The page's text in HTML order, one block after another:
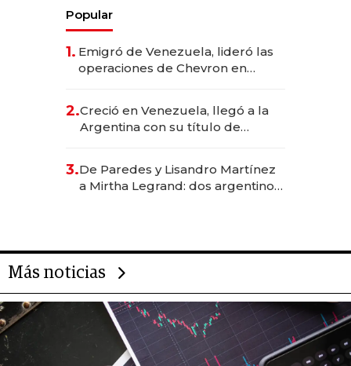
Popular
1. Emigró de Venezuela, lideró las
operaciones de Chevron en
2.Creció en Venezuela, llegó a la
Argentina con su título de
las marcas "fast premium"
3.De Paredes y Lisandro Martínez
a Mirtha Legrand: dos argentinos
Más noticias